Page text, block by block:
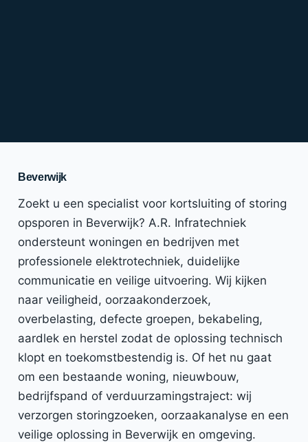
Beverwijk
Zoekt u een specialist voor kortsluiting of storing
opsporen in Beverwijk? A.R. Infratechniek
ondersteunt woningen en bedrijven met
professionele elektrotechniek, duidelijke
communicatie en veilige uitvoering. Wij kijken
naar veiligheid, oorzaakonderzoek,
overbelasting, defecte groepen, bekabeling,
aardlek en herstel zodat de oplossing technisch
klopt en toekomstbestendig is. Of het nu gaat
om een bestaande woning, nieuwbouw,
bedrijfspand of verduurzamingstraject: wij
verzorgen storingzoeken, oorzaakanalyse en een
veilige oplossing in Beverwijk en omgeving.